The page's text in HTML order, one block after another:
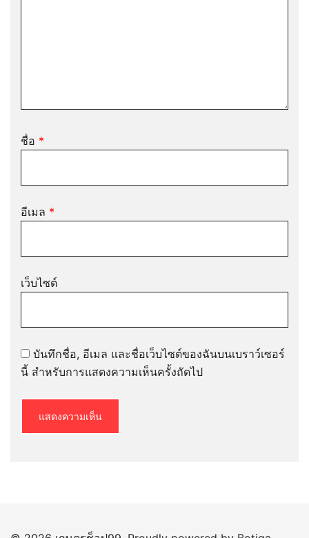
ชื่อ *
อีเมล *
เว็บไซต์
บันทึกชื่อ, อีเมล และชื่อเว็บไซต์ของฉันบนเบราว์เซอร์
นี้ สำหรับการแสดงความเห็นครั้งถัดไป